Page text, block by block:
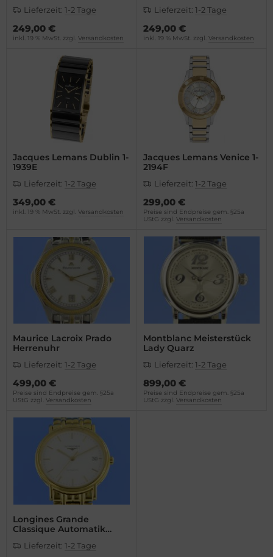
Lieferzeit: 1-2 Tage
249,00 €
inkl. 19 % MwSt. zzgl. Versandkosten
Lieferzeit: 1-2 Tage
249,00 €
inkl. 19 % MwSt. zzgl. Versandkosten
Jacques Lemans Dublin 1-
1939E
Lieferzeit: 1-2 Tage
349,00 €
inkl. 19 % MwSt. zzgl. Versandkosten
Jacques Lemans Venice 1-
2194F
Lieferzeit: 1-2 Tage
299,00 €
Preise sind Endpreise gem. §25a
UStG zzgl. Versandkosten
Maurice Lacroix Prado
Herrenuhr
Lieferzeit: 1-2 Tage
499,00 €
Preise sind Endpreise gem. §25a
UStG zzgl. Versandkosten
Montblanc Meisterstück
Lady Quarz
Lieferzeit: 1-2 Tage
899,00 €
Preise sind Endpreise gem. §25a
UStG zzgl. Versandkosten
Longines Grande
Classique Automatik
Lieferzeit: 1-2 Tage